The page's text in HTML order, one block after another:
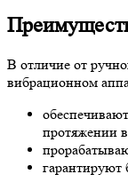
В отличие от
вибрационном
протяжении
гарантируют